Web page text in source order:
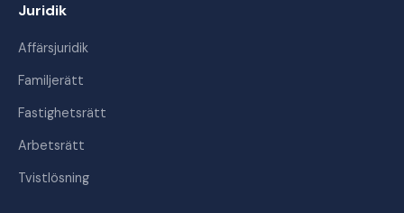
Juridik
Affärsjuridik
Familjerätt
Fastighetsrätt
Arbetsrätt
Tvistlösning